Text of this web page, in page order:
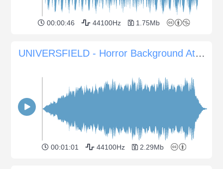
00:00:46 44100Hz 1.75Mb
UNIVERSFIELD - Horror Background Atmosphere 6
00:01:01 44100Hz 2.29Mb